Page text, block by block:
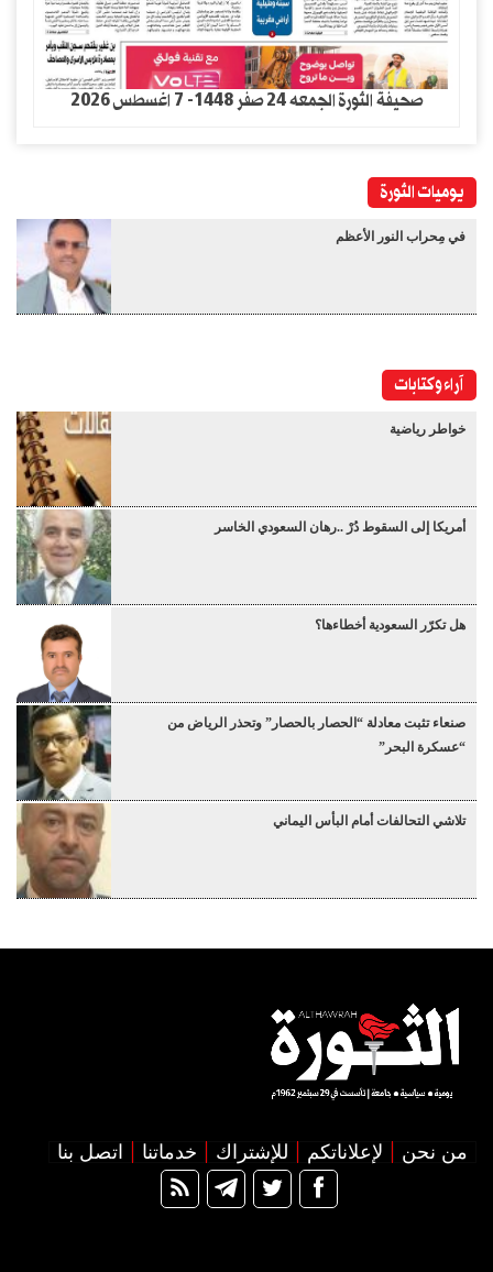
صحيفة الثورة الجمعه 24 صفر 1448- 7 اغسطس 2026
يوميات الثورة
في مِحراب النور الأعظم
آراء وكتابات
خواطر رياضية
أمريكا إلى السقوط دُرْ ..رهان السعودي الخاسر
هل تكرّر السعودية أخطاءها؟
صنعاء تثبت معادلة “الحصار بالحصار” وتحذر الرياض من
“عسكرة البحر”
تلاشي التحالفات أمام البأس اليماني
من نحن لإعلاناتكم للإشتراك خدماتنا اتصل بنا